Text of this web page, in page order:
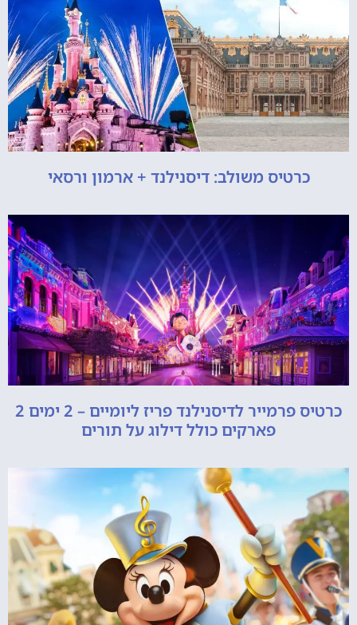
כרטיס משולב: דיסנילנד + ארמון ורסאי
כרטיס פרמייר לדיסנילנד פריז ליומיים – 2 ימים 2
פארקים כולל דילוג על תורים